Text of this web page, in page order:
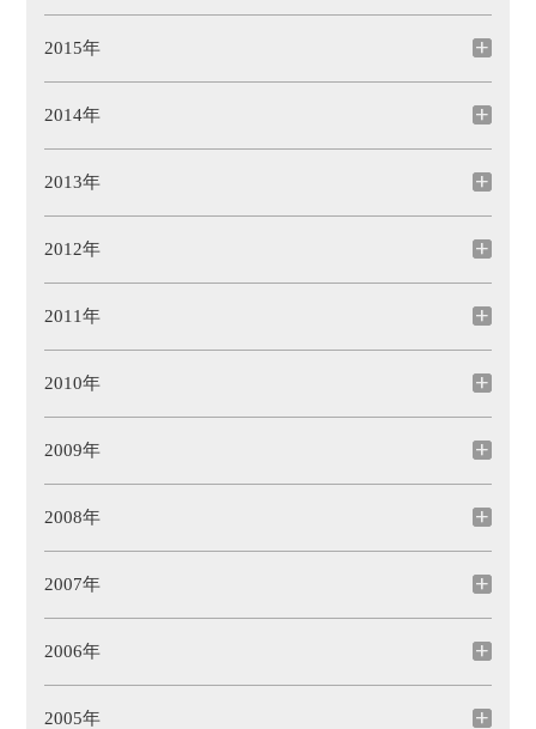
2015年
2014年
2013年
2012年
2011年
2010年
2009年
2008年
2007年
2006年
2005年